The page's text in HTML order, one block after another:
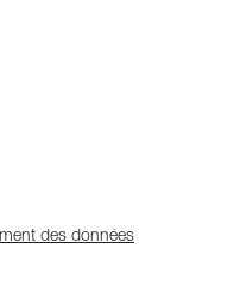
des données